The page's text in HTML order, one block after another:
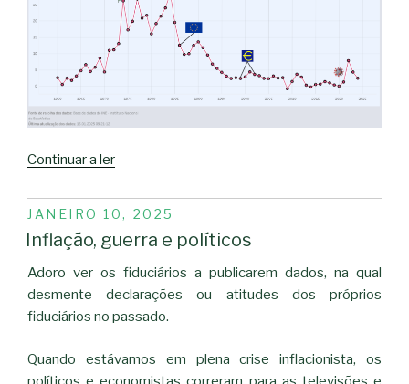
Continuar a ler“IPC
Portugal”
PUBLICADO
EM
JANEIRO 10, 2025
Inflação, guerra e políticos
Adoro ver os fiduciários a publicarem dados, na qual
desmente declarações ou atitudes dos próprios
fiduciários no passado.
Quando estávamos em plena crise inflacionista, os